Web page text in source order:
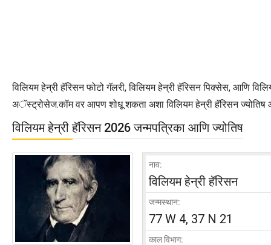
विलियम हेन्री हॅरिसन फोटो गॅलरी, विलियम हेन्री हॅरिसन पिक्सेस, आणि
अॅस्ट्रोसेज.कॉम वर आपण शोधू शकता अशा विलियम हेन्री हॅरिसन ज्योतिष
विलियम हेन्री हॅरिसन 2026 जन्मपत्रिका आणि ज्योतिष
नाव:
विलियम हेन्री हॅरिसन
जन्मस्थान:
77 W 4, 37 N 21
काल विभाग: